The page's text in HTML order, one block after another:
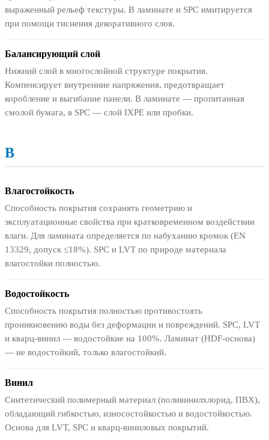
выраженный рельеф текстуры. В ламинате и SPC имитируется
при помощи тиснения декоративного слоя.
Балансирующий слой
Нижний слой в многослойной структуре покрытия.
Компенсирует внутренние напряжения, предотвращает
коробление и выгибание панели. В ламинате — пропитанная
смолой бумага, в SPC — слой IXPE или пробки.
В
Влагостойкость
Способность покрытия сохранять геометрию и
эксплуатационные свойства при кратковременном воздействии
влаги. Для ламината определяется по набуханию кромок (EN
13329, допуск ≤18%). SPC и LVT по природе материала
влагостойки полностью.
Водостойкость
Способность покрытия полностью противостоять
проникновению воды без деформации и повреждений. SPC, LVT
и кварц-винил — водостойкие на 100%. Ламинат (HDF-основа)
— не водостойкий, только влагостойкий.
Винил
Синтетический полимерный материал (поливинилхлорид, ПВХ),
обладающий гибкостью, износостойкостью и водостойкостью.
Основа для LVT, SPC и кварц-виниловых покрытий.